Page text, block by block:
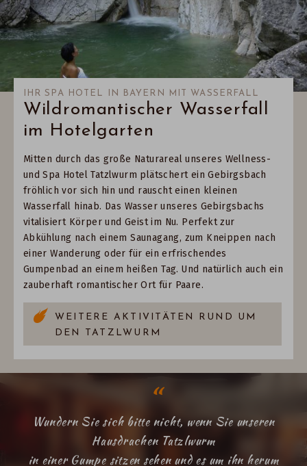
IHR SPA HOTEL IN BAYERN MIT WASSERFALL
Wildromantischer Wasserfall
im Hotelgarten
Mitten durch das große Naturareal unseres Wellness-
und Spa Hotel Tatzlwurm plätschert ein Gebirgsbach
fröhlich vor sich hin und rauscht einen kleinen
Wasserfall hinab. Das Wasser unseres Gebirgsbachs
vitalisiert Körper und Geist im Nu. Perfekt zur
Abkühlung nach einem Saunagang, zum Kneippen nach
einer Wanderung oder für ein erfrischendes
Gumpenbad an einem heißen Tag. Und natürlich auch ein
zauberhaft romantischer Ort für Paare.
WEITERE AKTIVITÄTEN RUND UM
DEN TATZLWURM
Wundern Sie sich bitte nicht, wenn Sie unseren
Hausdrachen Tatzlwurm
in einer Gumpe sitzen sehen und es um ihn herum